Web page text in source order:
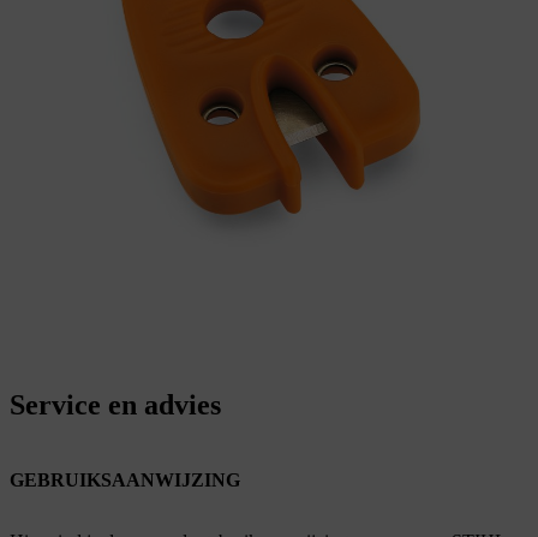
Service en advies
GEBRUIKSAANWIJZING